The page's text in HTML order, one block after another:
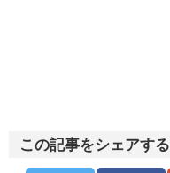
この記事をシェアする